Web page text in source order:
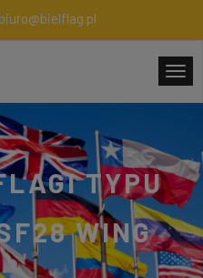
biuro@bielflag.pl
TYPU
WING